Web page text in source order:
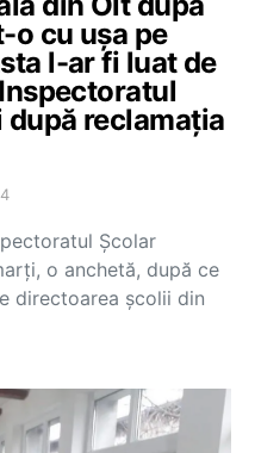
o cu ușa pe
l-ar fi luat de
reclamația
Școlar
o anchetă, după ce
directoarea școlii din